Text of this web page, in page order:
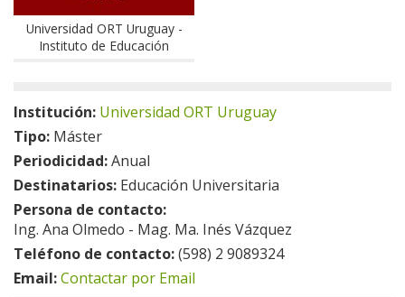
Universidad ORT Uruguay -
Instituto de Educación
Institución: Universidad ORT Uruguay
Tipo: Máster
Periodicidad:Anual
Destinatarios: Educación Universitaria
Persona de contacto:
Ing. Ana Olmedo - Mag. Ma. Inés Vázquez
Teléfono de contacto:(598) 2 9089324
Email:Contactar por Email